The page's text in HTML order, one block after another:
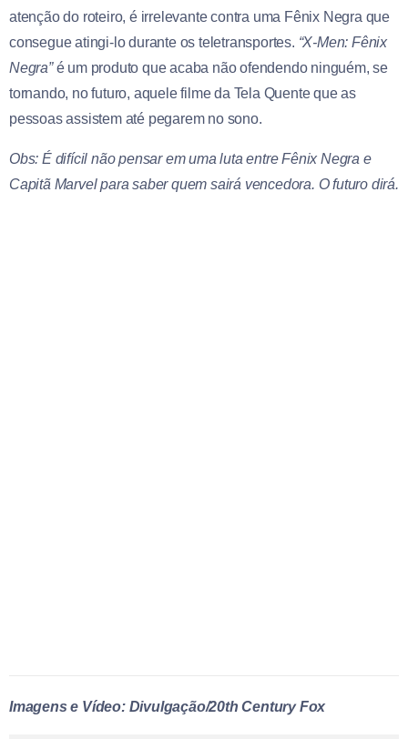
atenção do roteiro, é irrelevante contra uma Fênix Negra que
consegue atingi-lo durante os teletransportes. “X-Men: Fênix
Negra”é um produto que acaba não ofendendo ninguém, se
tornando, no futuro, aquele filme da Tela Quente que as
pessoas assistem até pegarem no sono.
Obs: É difícil não pensar em uma luta entre Fênix Negra e
Capitã Marvel para saber quem sairá vencedora. O futuro dirá.
Imagens e Vídeo: Divulgação/20th Century Fox